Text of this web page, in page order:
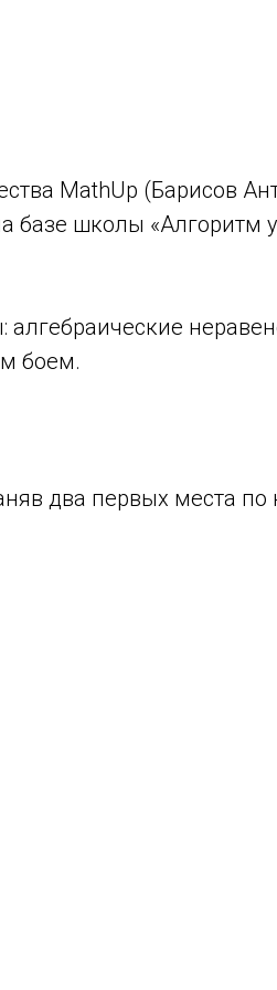
MathUp (Барисов
базе школы «Алгоритм
боем.
два первых места